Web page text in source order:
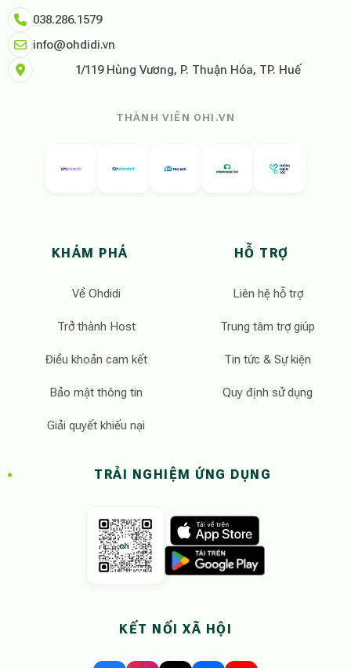
038.286.1579
info@ohdidi.vn
1/119 Hùng Vương, P. Thuận Hóa, TP. Huế
THÀNH VIÊN OHI.VN
KHÁM PHÁ
Về Ohdidi
Trở thành Host
Điều khoản cam kết
Bảo mật thông tin
Giải quyết khiếu nại
HỖ TRỢ
Liên hệ hỗ trợ
Trung tâm trợ giúp
Tin tức & Sự kiện
Quy định sử dụng
TRẢI NGHIỆM ỨNG DỤNG
KẾT NỐI XÃ HỘI